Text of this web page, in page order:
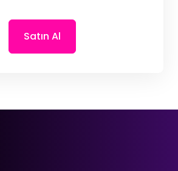
Satın Al